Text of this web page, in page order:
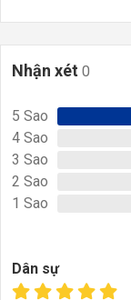
Nhận xét 0
5 Sao
4 Sao
3 Sao
2 Sao
1 Sao
Dân sự